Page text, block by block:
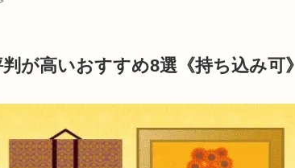
が高いおすすめ8選《持ち込み可》